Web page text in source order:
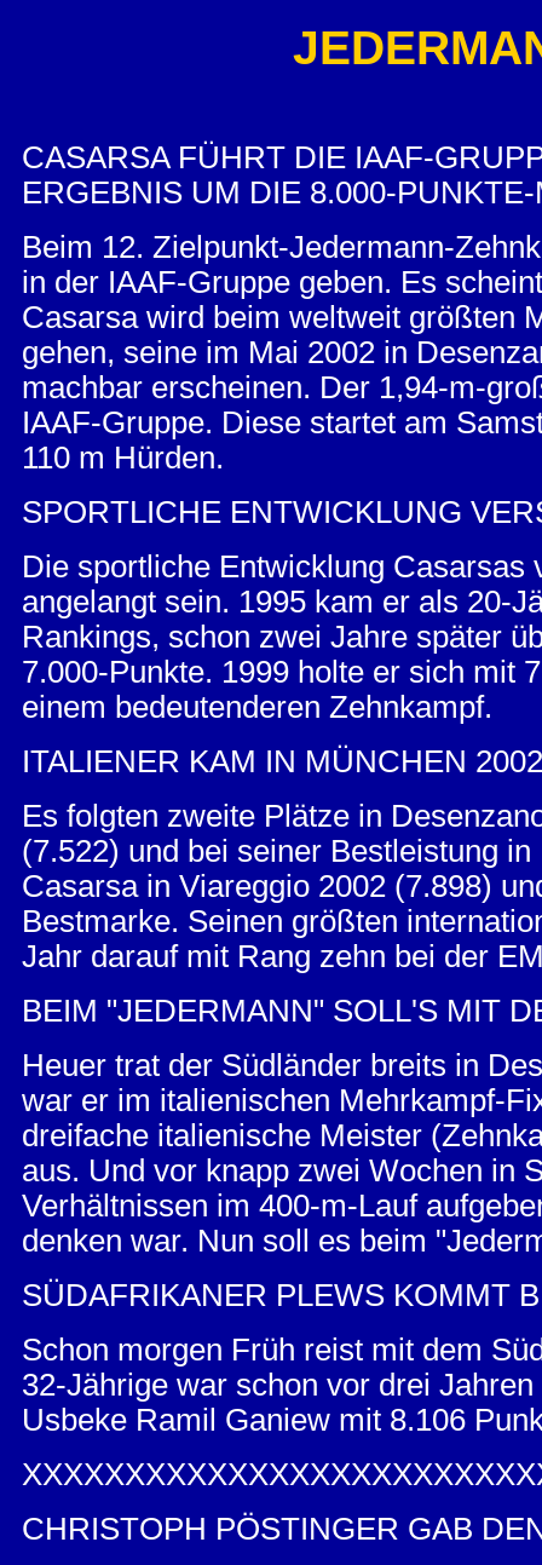
CASARSA FÜHRT DIE IAAF-
ERGEBNIS UM DIE 8.000-
Beim 12. Zielpunkt-Jedermann-
in der IAAF-Gruppe geben. Es
Casarsa wird beim weltweit größten
gehen, seine im Mai 2002 in
machbar erscheinen. Der 1,94-m-
IAAF-Gruppe. Diese startet am
110 m Hürden.
SPORTLICHE ENTWICKLUNG
Die sportliche Entwicklung
angelangt sein. 1995 kam er als 20-
Rankings, schon zwei Jahre später
7.000-Punkte. 1999 holte er sich mit
einem bedeutenderen Zehnkampf.
ITALIENER KAM IN MÜNCHEN
Es folgten zweite Plätze in
(7.522) und bei seiner Bestleistung
Casarsa in Viareggio 2002 (7.898)
Bestmarke. Seinen größten
Jahr darauf mit Rang zehn bei der
BEIM "JEDERMANN" SOLL'S MIT
Heuer trat der Südländer breits in
war er im italienischen Mehrkampf-
dreifache italienische Meister
aus. Und vor knapp zwei Wochen in
Verhältnissen im 400-m-Lauf
denken war. Nun soll es beim
SÜDAFRIKANER PLEWS KOMMT
Schon morgen Früh reist mit dem
32-Jährige war schon vor drei
Usbeke Ramil Ganiew mit 8.106
CHRISTOPH PÖSTINGER GAB